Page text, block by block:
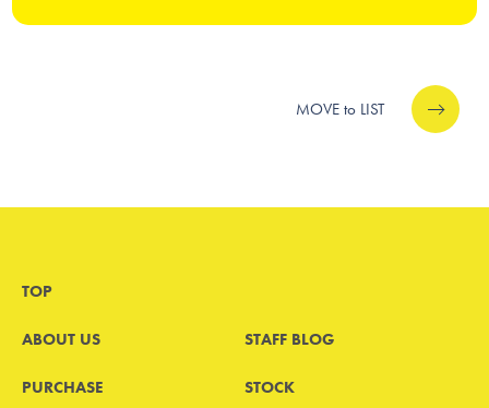
MOVE to LIST
TOP
ABOUT US STAFF BLOG
PURCHASE STOCK